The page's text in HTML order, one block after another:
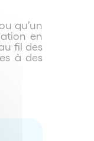
qu’un
en
fil des
à des